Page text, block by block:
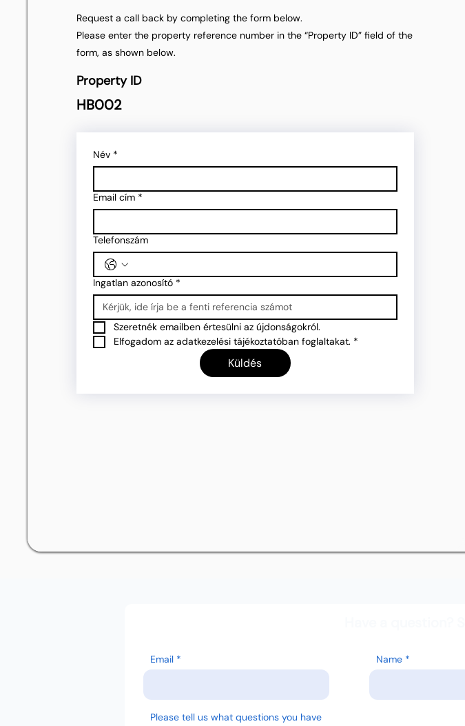
Request a call back by completing the form below.
Please enter the property reference number in the “Property ID” field of the
form, as shown below.
Property ID
HB002
Név *
Email cím *
Telefonszám
Ingatlan azonosító *
Szeretnék emailben értesülni az újdonságokról.
Elfogadom az adatkezelési tájékoztatóban foglaltakat. *
Küldés
Email Name
Please tell us what questions you have